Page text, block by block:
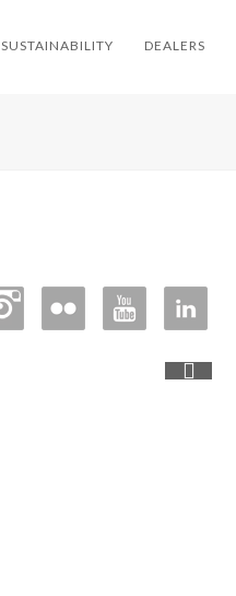
SUSTAINABILITY DEALERS